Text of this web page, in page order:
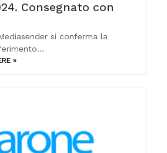
Consegnato con
si conferma la
»